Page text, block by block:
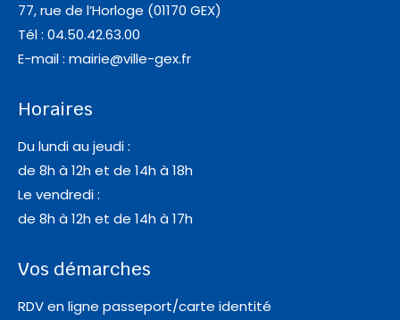
77, rue de l’Horloge (01170 GEX)
Tél : 04.50.42.63.00
E-mail : mairie@ville-gex.fr
Horaires
Du lundi au jeudi :
de 8h à 12h et de 14h à 18h
Le vendredi :
de 8h à 12h et de 14h à 17h
Vos démarches
RDV en ligne passeport/carte identité